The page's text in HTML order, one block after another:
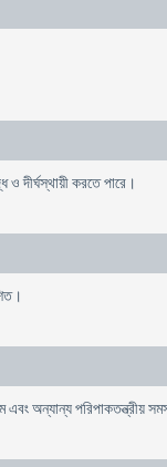
দীর্ঘস্থায়ী করতে পারে।
এবং অন্যান্য